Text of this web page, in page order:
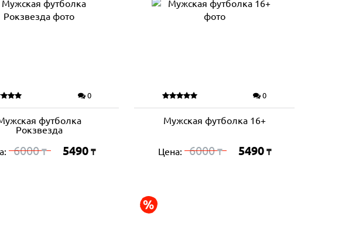
0
футболка
Рокзвезда
6000₸ 5490 ₸
0
Мужская футболка 16+
Цена: 6000₸ 5490 ₸